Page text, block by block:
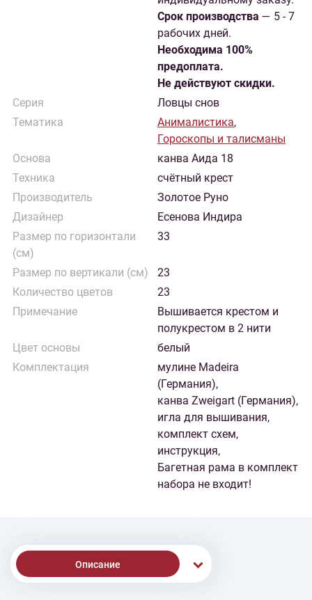
Cрок производства — 5 - 7
рабочих дней.
Необходима 100%
предоплата.
Не действуют скидки.
Серия
Ловцы снов
Тематика
Анималистика,
Гороскопы и талисманы
Основа
канва Аида 18
Техника
счётный крест
Производитель
Золотое Руно
Дизайнер
Есенова Индира
Размер по горизонтали
(см)
33
Размер по вертикали (см)
23
Количество цветов
23
Примечание
Вышивается крестом и
полукрестом в 2 нити
Цвет основы
белый
Комплектация
мулине Madeira
(Германия),
канва Zweigart (Германия),
игла для вышивания,
комплект схем,
инструкция,
Багетная рама в комплект
набора не входит!
Описание